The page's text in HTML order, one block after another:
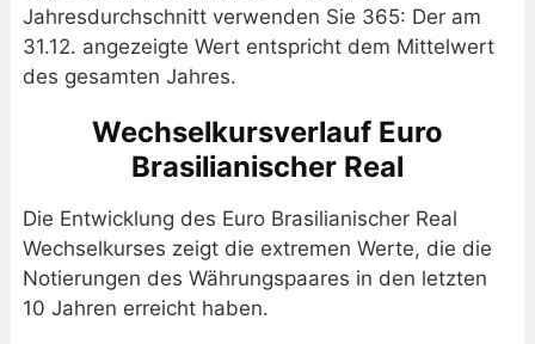
Jahresdurchschnitt verwenden Sie 365: Der am
31.12. angezeigte Wert entspricht dem Mittelwert
des gesamten Jahres.
Wechselkursverlauf Euro
Brasilianischer Real
Die Entwicklung des Euro Brasilianischer Real
Wechselkurses zeigt die extremen Werte, die die
Notierungen des Währungspaares in den letzten
10 Jahren erreicht haben.